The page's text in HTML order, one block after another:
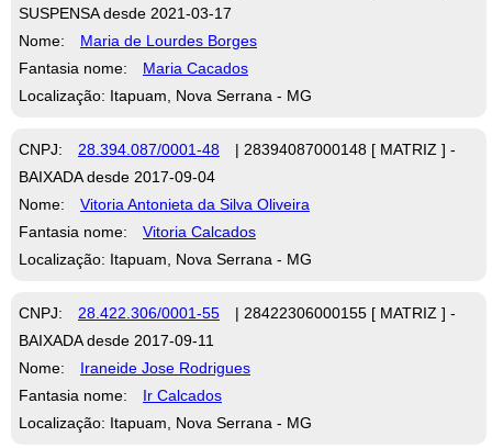
SUSPENSA desde 2021-03-17
Nome:
Maria de Lourdes Borges
Fantasia nome:
Maria Cacados
Localização: Itapuam, Nova Serrana - MG
CNPJ: 28.394.087/0001-48
| 28394087000148 [ MATRIZ ] -
BAIXADA desde 2017-09-04
Nome:
Vitoria Antonieta da Silva Oliveira
Fantasia nome:
Vitoria Calcados
Localização: Itapuam, Nova Serrana - MG
CNPJ: 28.422.306/0001-55
| 28422306000155 [ MATRIZ ] -
BAIXADA desde 2017-09-11
Nome:
Iraneide Jose Rodrigues
Fantasia nome:
Ir Calcados
Localização: Itapuam, Nova Serrana - MG